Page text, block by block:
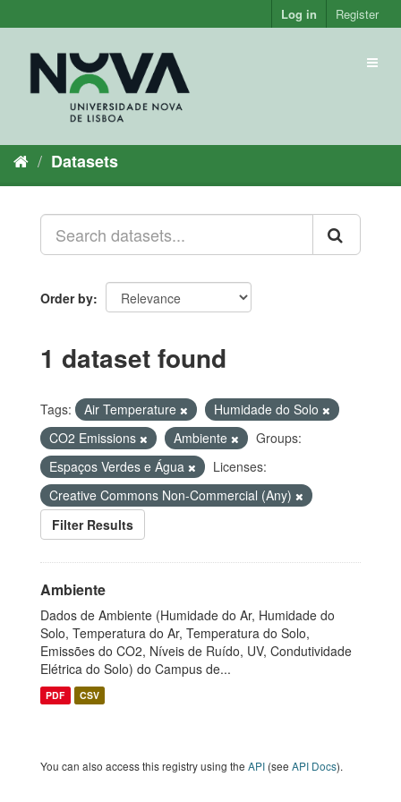
to
Log in Register
Datasets
Order by
1 dataset found
Tags: Air Temperature
Humidade do Solo
CO2 Emissions
Ambiente
Groups:
Espaços Verdes e Água
Licenses:
Creative Commons Non-Commercial (Any)
Filter Results
Ambiente
Dados de Ambiente (Humidade do Ar, Humidade do
Solo, Temperatura do Ar, Temperatura do Solo,
Emissões do CO2, Níveis de Ruído, UV, Condutividade
Elétrica do Solo) do Campus de...
PDF CSV
You can also access this registry using the API (see API Docs).